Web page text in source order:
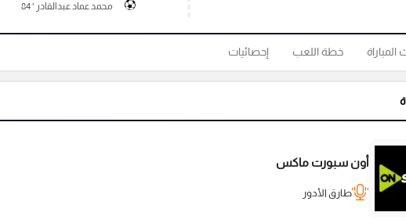
محمد عماد عبدالقادر ' 84
المباراة خطة اللعب إحصائيات
أون سبورت ماكس
طارق الأدور